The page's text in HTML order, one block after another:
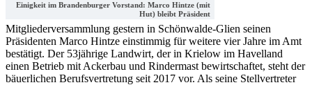
Einigkeit im Brandenburger Vorstand: Marco Hintze (mit
Hut) bleibt Präsident
Mitgliederversammlung gestern in Schönwalde-Glien seinen
Präsidenten Marco Hintze einstimmig für weitere vier Jahre im Amt
bestätigt. Der 53jährige Landwirt, der in Krielow im Havelland
einen Betrieb mit Ackerbau und Rindermast bewirtschaftet, steht der
bäuerlichen Berufsvertretung seit 2017 vor. Als seine Stellvertreter